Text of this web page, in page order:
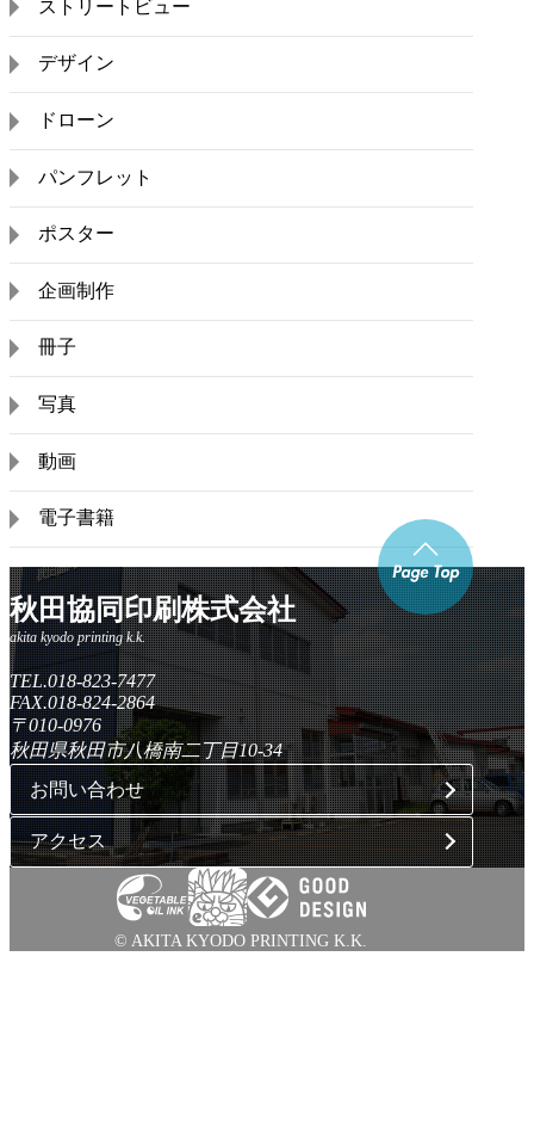
ストリートビュー
デザイン
ドローン
パンフレット
ポスター
企画制作
冊子
写真
動画
電子書籍
秋田協同印刷株式会社
TEL.018-823-7477
FAX.018-824-2864
〒010-0976
秋田県秋田市八橋南二丁目10-34
お問い合わせ
アクセス
© AKITA KYODO PRINTING K.K.